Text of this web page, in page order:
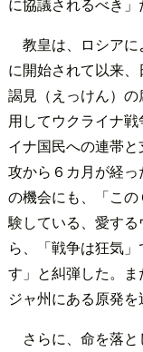
に協議されるべき」
教皇は、ロシア
に開始されて以来
謁見（えっけん）
用してウクライナ
イナ国民への連帯
攻から６カ月が経
の機会にも、「こ
験している、愛す
ら、「戦争は狂気
す」と糾弾した。
ジャ州にある原発を
さらに、命を落